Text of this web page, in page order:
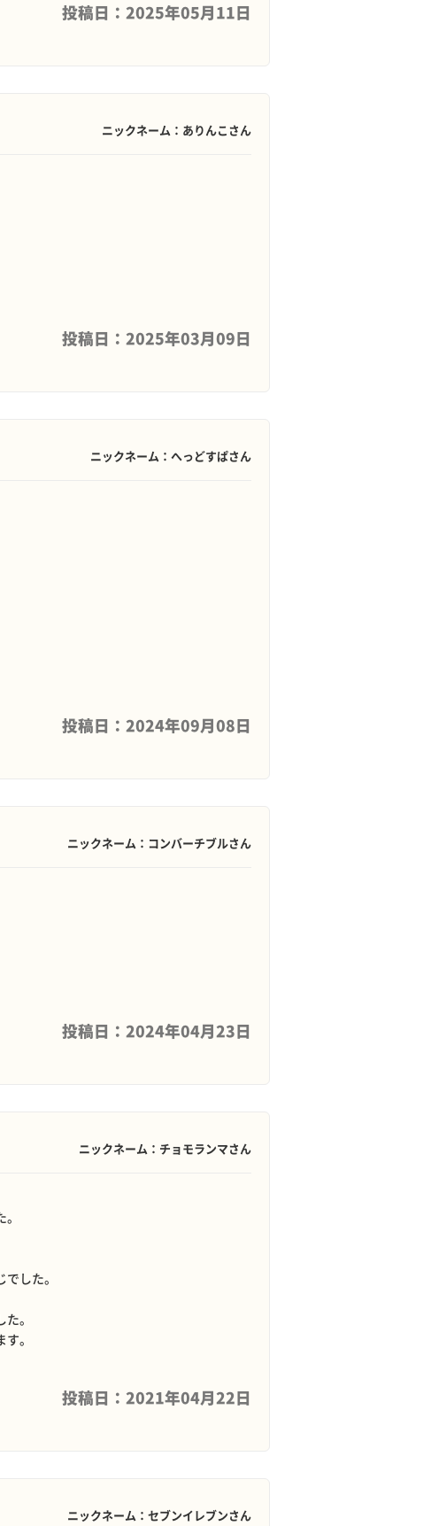
投稿日：2025年05月11日
ニックネーム：ありんこさん
投稿日：2025年03月09日
ニックネーム：へっどすぱさん
投稿日：2024年09月08日
ニックネーム：コンバーチブルさん
投稿日：2024年04月23日
ニックネーム：チョモランマさん
した。
。
。
投稿日：2021年04月22日
ニックネーム：セブンイレブンさん